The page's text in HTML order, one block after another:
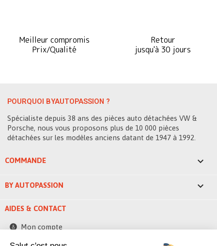
Meilleur compromis
Prix/Qualité
Retour
jusqu'à 30 jours
POURQUOI BYAUTOPASSION ?
Spécialiste depuis 38 ans des pièces auto détachées VW &
Porsche, nous vous proposons plus de 10 000 pièces
détachées sur les modèles anciens datant de 1947 à 1992.
COMMANDE 
BY AUTOPASSION 
AIDES & CONTACT
Mon compte
Contactez-nous